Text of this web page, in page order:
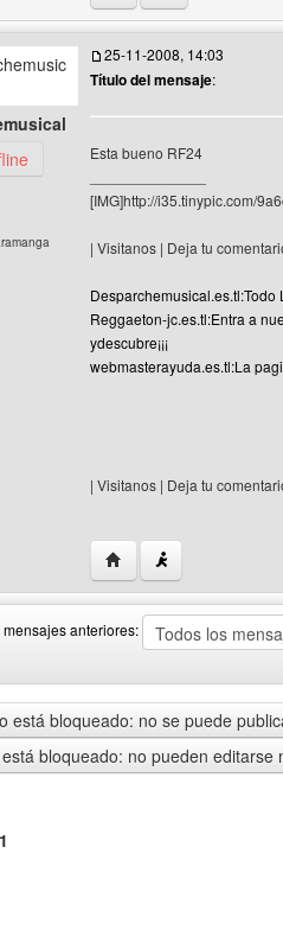
Ver perfil del usuario
25-11-2008, 14:03
Título del mensaje:
Esta bueno RF24
[IMG]http://i35.tinypic.com/
| Visitanos | Deja tu
Reggaeton-jc.es.tl:Entra a
ydescubre¡¡¡
webmasterayuda.es.tl:La
| Visitanos | Deja tu
Visitar sitio web del
mensajes anteriores:
está bloqueado: no se puede
bloqueado: no pueden editarse
1